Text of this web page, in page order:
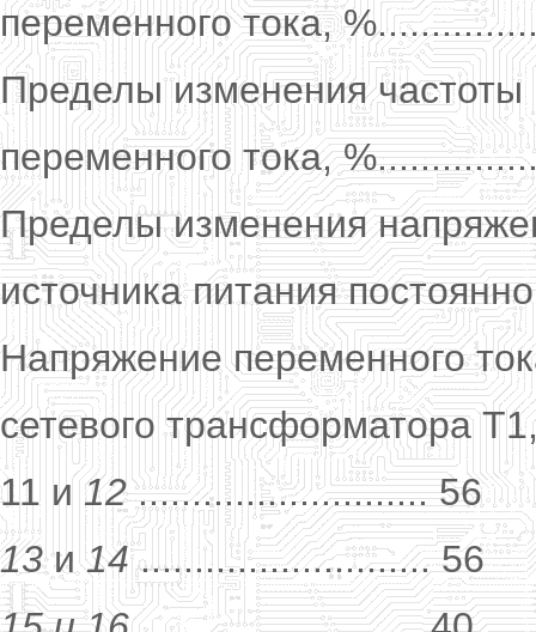
переменного тока,
Пределы изменения
переменного тока,
Пределы изменения
источника питания
Напряжение переменного
сетевого трансформатора
11 и12........................... 56
13и14........................... 56